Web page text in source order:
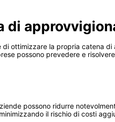
di
ottimizzare la propria catena
possono prevedere e
possono ridurre
il rischio di costi